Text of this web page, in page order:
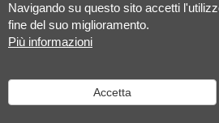
Navigando su questo sito accetti
fine del suo miglioramento.
Più informazioni
Accetta
energia